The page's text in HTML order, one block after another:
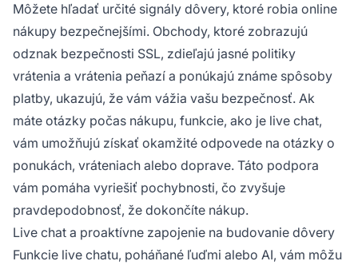
Môžete hľadať určité signály dôvery, ktoré robia online
nákupy bezpečnejšími. Obchody, ktoré zobrazujú
odznak bezpečnosti SSL, zdieľajú jasné politiky
vrátenia a vrátenia peňazí a ponúkajú známe spôsoby
platby, ukazujú, že vám vážia vašu bezpečnosť. Ak
máte otázky počas nákupu, funkcie, ako je live chat,
vám umožňujú získať okamžité odpovede na otázky o
ponukách, vráteniach alebo doprave. Táto podpora
vám pomáha vyriešiť pochybnosti, čo zvyšuje
pravdepodobnosť, že dokončíte nákup.
Live chat a proaktívne zapojenie na budovanie dôvery
Funkcie live chatu, poháňané ľuďmi alebo AI, vám môžu